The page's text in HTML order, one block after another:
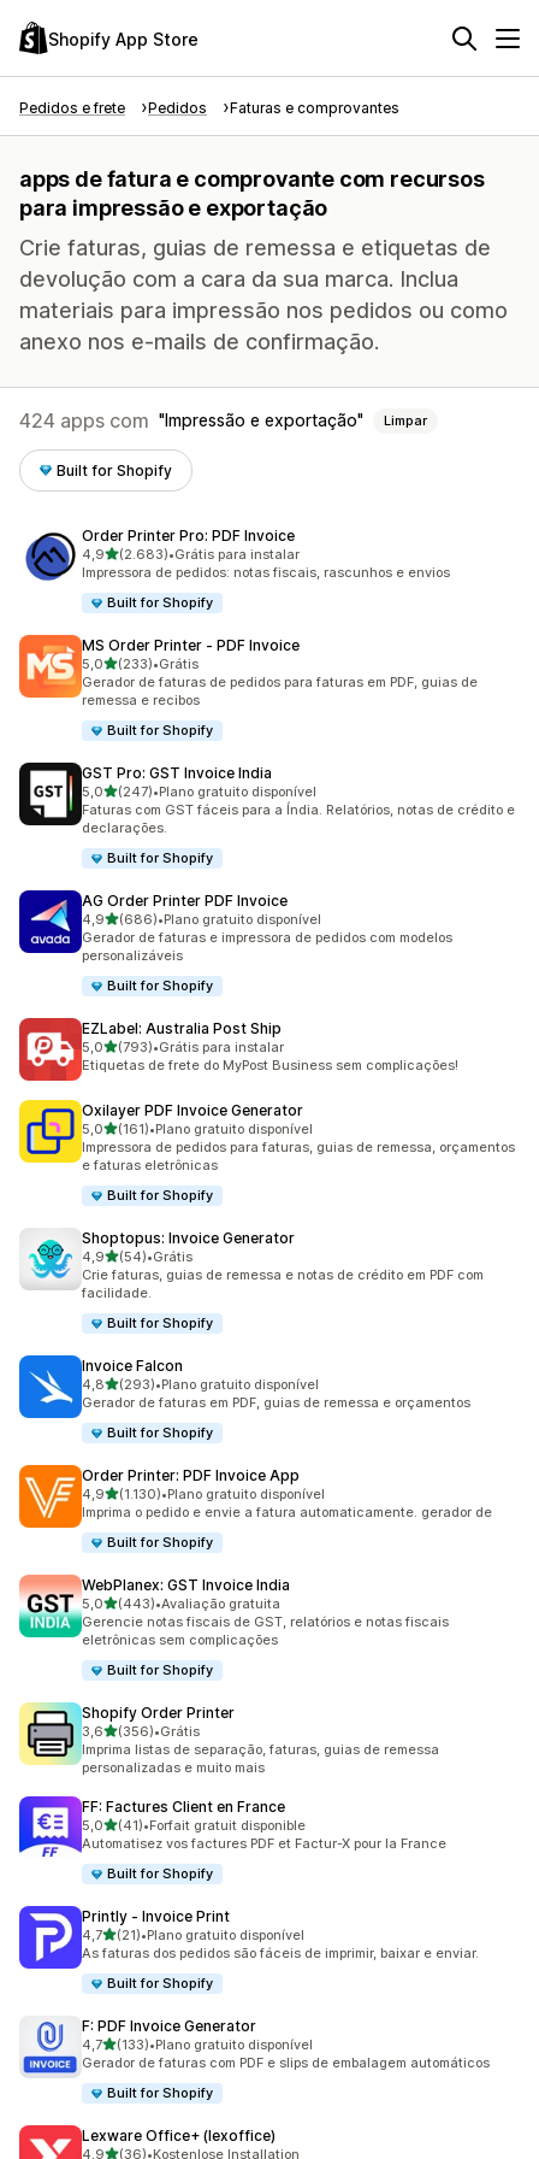
Shopify App Store
Pedidos e frete Pedidos Faturas e comprovantes
apps de fatura e comprovante com recursos
para impressão e exportação
Crie faturas, guias de remessa e etiquetas de
devolução com a cara da sua marca. Inclua
materiais para impressão nos pedidos ou como
anexo nos e-mails de confirmação.
424 apps com Impressão e exportação Limpar
Built for Shopify
Order Printer Pro: PDF Invoice
4,9de 5 estrelas
(2.683)
2683 avaliações ao todo
•Grátis para instalar
Impressora de pedidos: notas fiscais, rascunhos e envios
Built for Shopify
MS Order Printer ‑ PDF Invoice
5,0de 5 estrelas
(233)
233 avaliações ao todo
•Grátis
Gerador de faturas de pedidos para faturas em PDF, guias de
remessa e recibos
Built for Shopify
GST Pro: GST Invoice India
5,0de 5 estrelas
(247)
247 avaliações ao todo
•Plano gratuito disponível
Faturas com GST fáceis para a Índia. Relatórios, notas de crédito e
declarações.
Built for Shopify
AG Order Printer PDF Invoice
4,9de 5 estrelas
(686)
686 avaliações ao todo
•Plano gratuito disponível
Gerador de faturas e impressora de pedidos com modelos
personalizáveis
Built for Shopify
EZLabel: Australia Post Ship
5,0de 5 estrelas
(793)
793 avaliações ao todo
•Grátis para instalar
Etiquetas de frete do MyPost Business sem complicações!
Oxilayer PDF Invoice Generator
5,0de 5 estrelas
(161)
161 avaliações ao todo
•Plano gratuito disponível
Impressora de pedidos para faturas, guias de remessa, orçamentos
e faturas eletrônicas
Built for Shopify
Shoptopus: Invoice Generator
4,9de 5 estrelas
(54)
54 avaliações ao todo
•Grátis
Crie faturas, guias de remessa e notas de crédito em PDF com
facilidade.
Built for Shopify
Invoice Falcon
4,8de 5 estrelas
(293)
293 avaliações ao todo
•Plano gratuito disponível
Gerador de faturas em PDF, guias de remessa e orçamentos
Built for Shopify
Order Printer: PDF Invoice App
4,9de 5 estrelas
(1.130)
1130 avaliações ao todo
•Plano gratuito disponível
Imprima o pedido e envie a fatura automaticamente. gerador de
Built for Shopify
WebPlanex: GST Invoice India
5,0de 5 estrelas
(443)
443 avaliações ao todo
•Avaliação gratuita
Gerencie notas fiscais de GST, relatórios e notas fiscais
eletrônicas sem complicações
Built for Shopify
Shopify Order Printer
3,6de 5 estrelas
(356)
356 avaliações ao todo
•Grátis
Imprima listas de separação, faturas, guias de remessa
personalizadas e muito mais
FF: Factures Client en France
5,0de 5 estrelas
(41)
41 avaliações ao todo
•Forfait gratuit disponible
Automatisez vos factures PDF et Factur-X pour la France
Built for Shopify
Printly ‑ Invoice Print
4,7de 5 estrelas
(21)
21 avaliações ao todo
•Plano gratuito disponível
As faturas dos pedidos são fáceis de imprimir, baixar e enviar.
Built for Shopify
F: PDF Invoice Generator
4,7de 5 estrelas
(133)
133 avaliações ao todo
•Plano gratuito disponível
Gerador de faturas com PDF e slips de embalagem automáticos
Built for Shopify
Lexware Office+ (lexoffice)
4,9de 5 estrelas
(36)•Kostenlose Installation